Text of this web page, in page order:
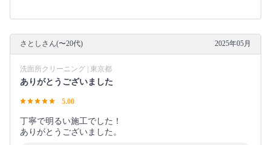
さとしさん(〜20代) 2025年05月
洗面所クリーニング | 東京都
ありがとうございました
5.00
丁寧で明るい施工でした！
ありがとうございました。